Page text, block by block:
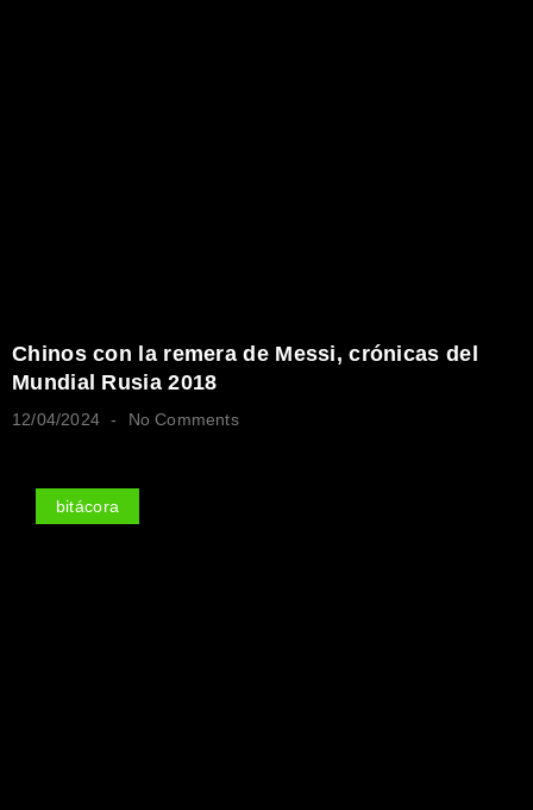
Chinos con la remera de Messi, crónicas del
Mundial Rusia 2018
12/04/2024 No Comments
bitácora